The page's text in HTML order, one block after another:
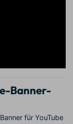
Banner-
für YouTube